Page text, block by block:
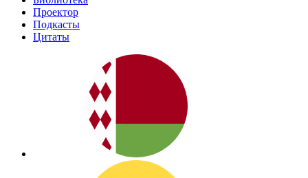
Проектор
Подкасты
Цитаты